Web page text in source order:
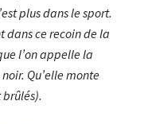
plus dans le sport.
dans ce recoin de la
l’on appelle la
Qu’elle monte